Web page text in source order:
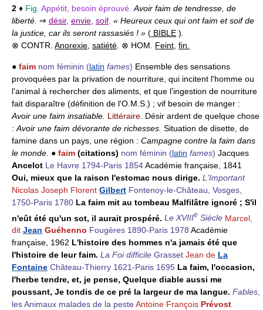
2 ♦ Fig. Appétit, besoin éprouvé. Avoir faim de tendresse, de
liberté. ⇒ désir, envie soif « Heureux ceux qui ont faim et soif de
la justice, car ils seront rassasiés ! » ( BIBLE )
⊗ CONTR. Anorexie satiété . ⊗ HOM. Feint fin.
● faim nom féminin (latin fames) Ensemble des sensations
provoquées par la privation de nourriture, qui incitent l'homme ou
l'animal à rechercher des aliments, et que l'ingestion de nourriture
fait disparaître (définition de l'O.M.S.) ; vif besoin de manger :
Avoir une faim insatiable. Littéraire. Désir ardent de quelque chose
: Avoir une faim dévorante de richesses. Situation de disette, de
famine dans un pays, une région : Campagne contre la faim dans
le monde. ● faim (citations) nom féminin (latin fames) Jacques
Ancelot Le Havre 1794-Paris 1854Académie française, 1841
Oui, mieux que la raison l'estomac nous dirige. L'Important
Nicolas Joseph Florent Gilbert Fontenoy-le-Château, Vosges,
1750-Paris 1780 La faim mit au tombeau Malfilâtre ignoré ; S'il
n'eût été qu'un sot, il aurait prospéré. Le XVIIIe Siècle Marcel,
dit Jean Guéhenno Fougères 1890-Paris 1978 Académie
française, 1962 L'histoire des hommes n'a jamais été que
l'histoire de leur faim. La Foi difficile Grasset Jean de La
Fontaine Château-Thierry 1621-Paris 1695 La faim, l'occasion,
l'herbe tendre, et, je pense, Quelque diable aussi me
poussant, Je tondis de ce pré la largeur de ma langue. Fables,
les Animaux malades de la pesteAntoine François Prévost